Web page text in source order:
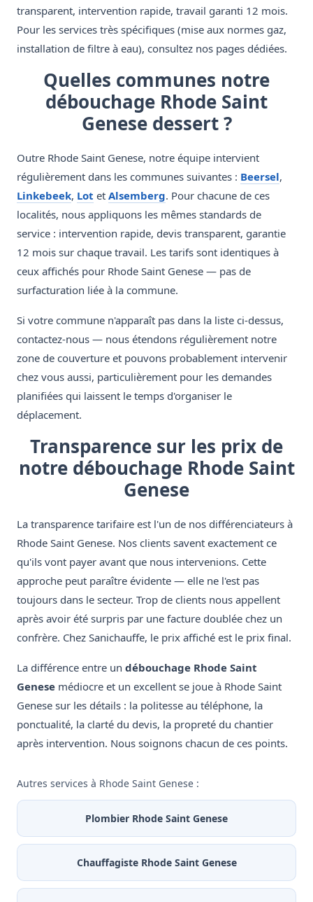
transparent, intervention rapide, travail garanti 12 mois.
Pour les services très spécifiques (mise aux normes gaz,
installation de filtre à eau), consultez nos pages dédiées.
Quelles communes notre
débouchage Rhode Saint
Genese dessert ?
Outre Rhode Saint Genese, notre équipe intervient
régulièrement dans les communes suivantes : Beersel,
Linkebeek, Lot et Alsemberg. Pour chacune de ces
localités, nous appliquons les mêmes standards de
service : intervention rapide, devis transparent, garantie
12 mois sur chaque travail. Les tarifs sont identiques à
ceux affichés pour Rhode Saint Genese — pas de
surfacturation liée à la commune.
Si votre commune n'apparaît pas dans la liste ci-dessus,
contactez-nous — nous étendons régulièrement notre
zone de couverture et pouvons probablement intervenir
chez vous aussi, particulièrement pour les demandes
planifiées qui laissent le temps d'organiser le
déplacement.
Transparence sur les prix de
notre débouchage Rhode Saint
Genese
La transparence tarifaire est l'un de nos différenciateurs à
Rhode Saint Genese. Nos clients savent exactement ce
qu'ils vont payer avant que nous intervenions. Cette
approche peut paraître évidente — elle ne l'est pas
toujours dans le secteur. Trop de clients nous appellent
après avoir été surpris par une facture doublée chez un
confrère. Chez Sanichauffe, le prix affiché est le prix final.
La différence entre un débouchage Rhode Saint
Genese médiocre et un excellent se joue à Rhode Saint
Genese sur les détails : la politesse au téléphone, la
ponctualité, la clarté du devis, la propreté du chantier
après intervention. Nous soignons chacun de ces points.
Autres services à Rhode Saint Genese :
Plombier Rhode Saint Genese
Chauffagiste Rhode Saint Genese